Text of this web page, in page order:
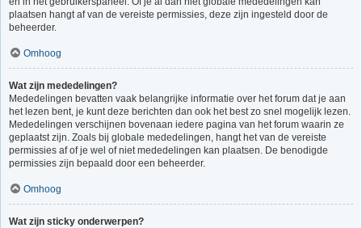
plaatsen hangt af van de vereiste permissies, deze zijn ingesteld door de
beheerder.
Omhoog
Wat zijn mededelingen?
Mededelingen bevatten vaak belangrijke informatie over het forum dat je aan
het lezen bent, je kunt deze berichten dan ook het best zo snel mogelijk lezen.
Mededelingen verschijnen bovenaan iedere pagina van het forum waarin ze
geplaatst zijn. Zoals bij globale mededelingen, hangt het van de vereiste
permissies af of je wel of niet mededelingen kan plaatsen. De benodigde
permissies zijn bepaald door een beheerder.
Omhoog
Wat zijn sticky onderwerpen?